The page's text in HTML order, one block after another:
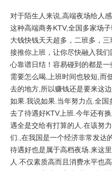
对于陌生人来说,高端夜场给人
这种高端商务KTV,全国多家场
大钱快钱天天超多，二班多，
接推你上班，让你尽快融入我
心靠谱日结！容易碰到的都是
需要怎么喝,上班时间也较短,而
去的地方,所以赚钱还是要来这边
如果.我说如果.当年努力点.全国
去了待遇好KTV上班.今年还有
遇全是交给有打算的人.在该努
们.,在我国是一个经济非常发达
待遇好也是属于高档夜场.来这
人.不仅素质高而且消费水平也